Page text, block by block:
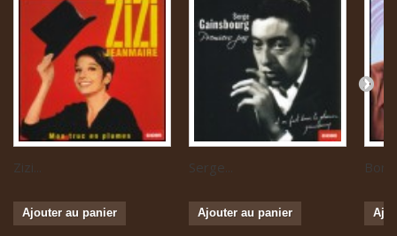
Zizi...
Ajouter au panier
Serge...
Ajouter au panier